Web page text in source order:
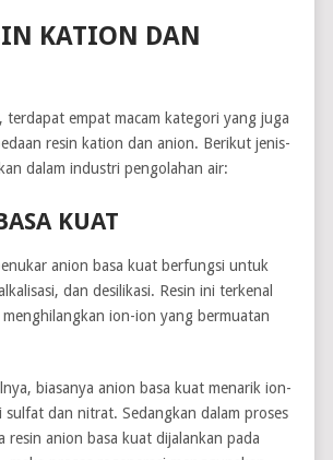
KATION DAN
terdapat empat macam kategori yang juga
resin kation dan anion. Berikut jenis-
dalam industri pengolahan air:
KUAT
anion basa kuat berfungsi untuk
dan desilikasi. Resin ini terkenal
ion-ion yang bermuatan
biasanya anion basa kuat menarik ion-
dan nitrat. Sedangkan dalam proses
resin anion basa kuat dijalankan pada